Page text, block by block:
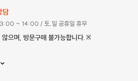
담
~ 14:00 / 토,일 공휴일 휴무
으며, 방문구매 불가능합니다.※